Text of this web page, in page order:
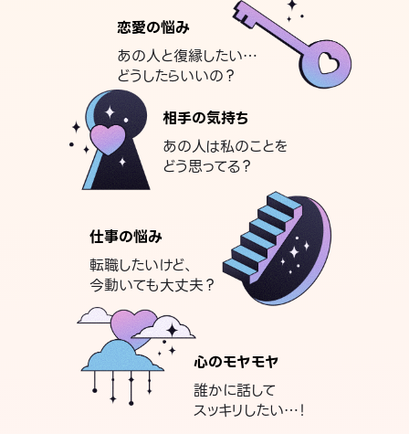
恋愛の悩み
あの人と復縁したい…
どうしたらいいの？
相手の気持ち
あの人は私のことを
どう思ってる？
仕事の悩み
転職したいけど、
今動いても大丈夫？
心のモヤモヤ
誰かに話して
スッキリしたい…！